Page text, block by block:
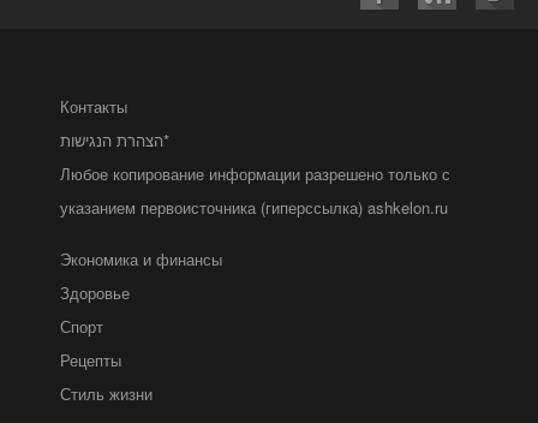
Контакты
הצהרת הנגישות*
Любое копирование информации разрешено только с
указанием первоисточника (гиперссылка) ashkelon.ru
Экономика и финансы
Здоровье
Спорт
Рецепты
Стиль жизни